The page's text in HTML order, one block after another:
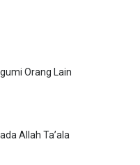
Orang Lain
Allah Ta’ala